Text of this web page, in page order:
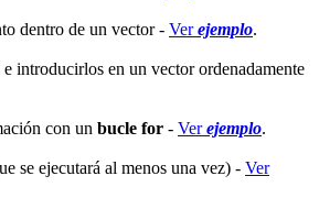
dentro de un vector - Verejemplo.
introducirlos en un vector ordenadamente
con un bucle for - Verejemplo.
se ejecutará al menos una vez) - Ver